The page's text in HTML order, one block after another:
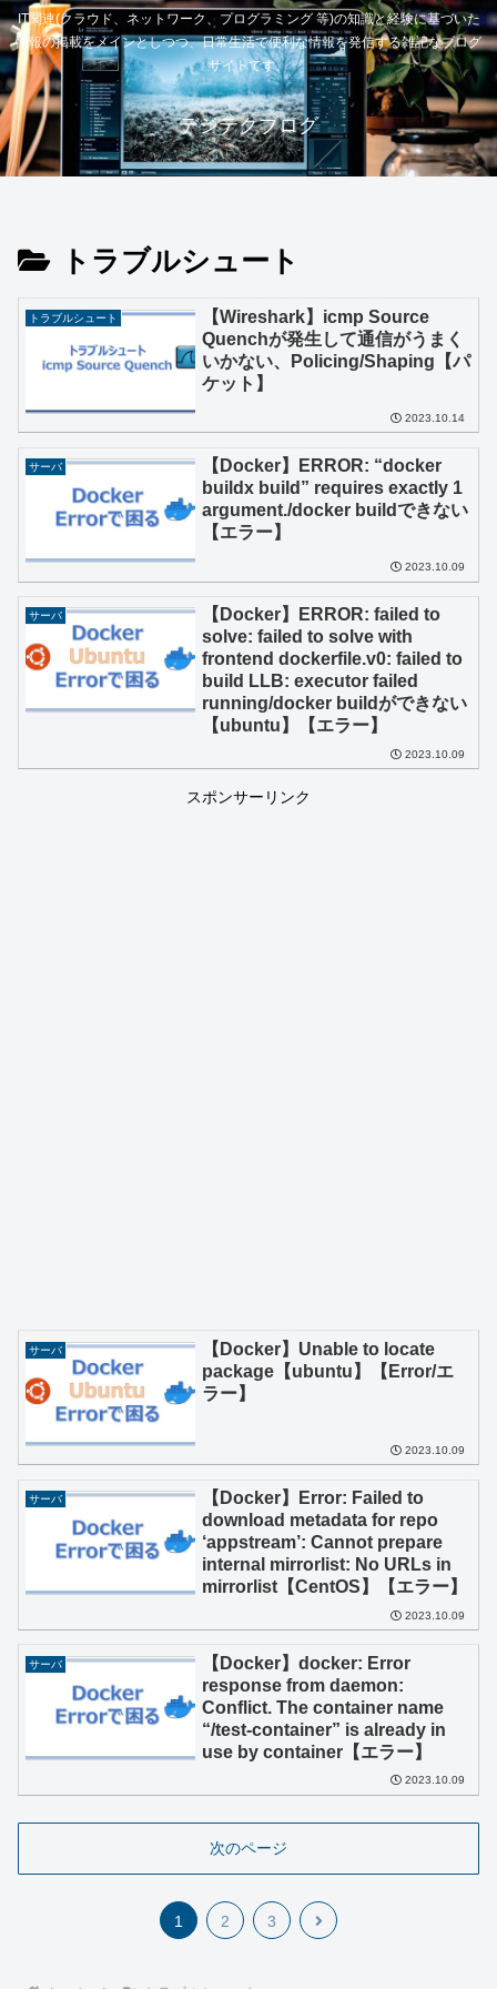
IT関連(クラウド、ネットワーク、プログラミング 等)の知識と経験に基づいた
情報の掲載をメインとしつつ、日常生活で便利な情報を発信する雑記なブログ
サイトです。
デジテクブログ
トラブルシュート
トラブルシュート
【Wireshark】icmp Source
Quenchが発生して通信がうまく
いかない、Policing/Shaping【パ
ケット】
2023.10.14
サーバ
【Docker】ERROR: “docker
buildx build” requires exactly 1
argument./docker buildできない
【エラー】
2023.10.09
サーバ
【Docker】ERROR: failed to
solve: failed to solve with
frontend dockerfile.v0: failed to
build LLB: executor failed
running/docker buildができない
【ubuntu】【エラー】
2023.10.09
スポンサーリンク
サーバ
【Docker】Unable to locate
package【ubuntu】【Error/エ
ラー】
2023.10.09
サーバ
【Docker】Error: Failed to
download metadata for repo
‘appstream’: Cannot prepare
internal mirrorlist: No URLs in
mirrorlist【CentOS】【エラー】
2023.10.09
サーバ
【Docker】docker: Error
response from daemon:
Conflict. The container name
“/test-container” is already in
use by container【エラー】
2023.10.09
次のページ
1 2 3 次